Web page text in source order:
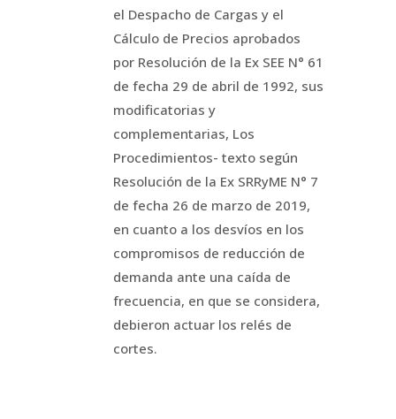
el Despacho de Cargas y el
Cálculo de Precios aprobados
por Resolución de la Ex SEE N° 61
de fecha 29 de abril de 1992, sus
modificatorias y
complementarias, Los
Procedimientos- texto según
Resolución de la Ex SRRyME N° 7
de fecha 26 de marzo de 2019,
en cuanto a los desvíos en los
compromisos de reducción de
demanda ante una caída de
frecuencia, en que se considera,
debieron actuar los relés de
cortes.